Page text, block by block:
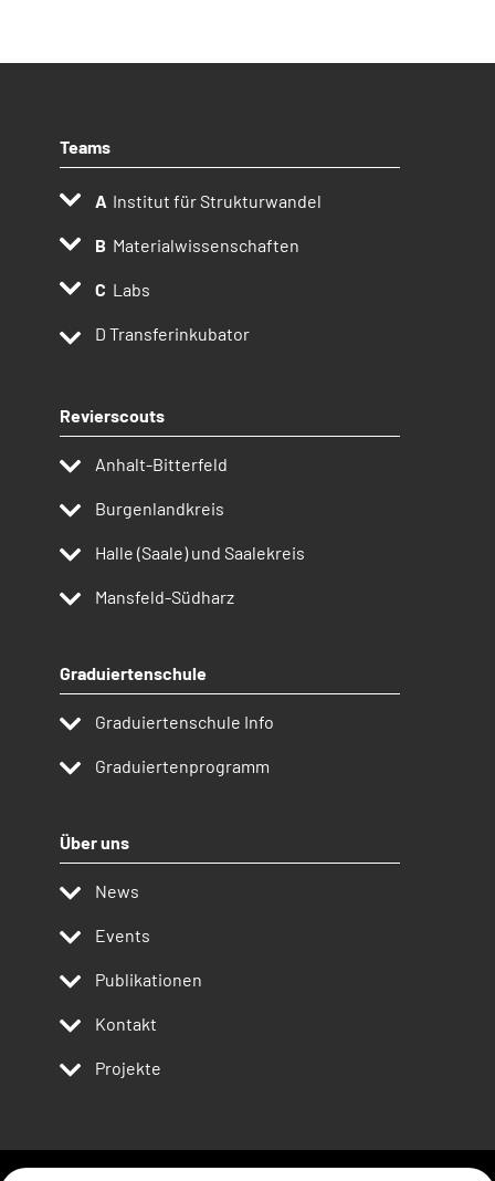
Teams
Institut für Strukturwandel
Materialwissenschaften
Labs
D Transferinkubator
Revierscouts
Anhalt-Bitterfeld
Burgenlandkreis
Halle (Saale) und Saalekreis
Mansfeld-Südharz
Graduiertenschule
Graduiertenschule Info
Graduiertenprogramm
Über uns
News
Events
Publikationen
Kontakt
Projekte